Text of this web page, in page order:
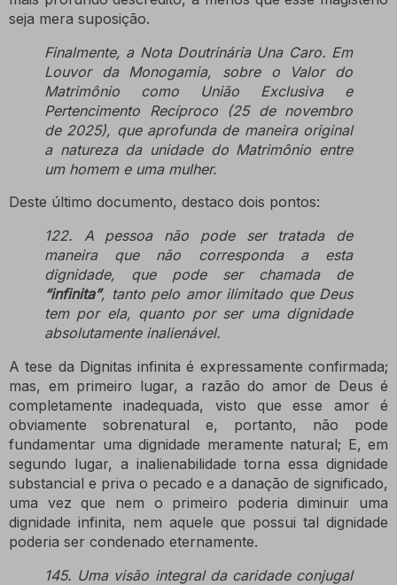
seja mera suposição.
Finalmente, a Nota Doutrinária Una Caro. Em
Louvor da Monogamia, sobre o Valor do
Matrimônio como União Exclusiva e
Pertencimento Recíproco (25 de novembro
de 2025), que aprofunda de maneira original
a natureza da unidade do Matrimônio entre
um homem e uma mulher.
Deste último documento, destaco dois pontos:
122. A pessoa não pode ser tratada de
maneira que não corresponda a esta
dignidade, que pode ser chamada de
“infinita”, tanto pelo amor ilimitado que Deus
tem por ela, quanto por ser uma dignidade
absolutamente inalienável.
A tese da Dignitas infinita é expressamente confirmada;
mas, em primeiro lugar, a razão do amor de Deus é
completamente inadequada, visto que esse amor é
obviamente sobrenatural e, portanto, não pode
fundamentar uma dignidade meramente natural; E, em
segundo lugar, a inalienabilidade torna essa dignidade
substancial e priva o pecado e a danação de significado,
uma vez que nem o primeiro poderia diminuir uma
dignidade infinita, nem aquele que possui tal dignidade
poderia ser condenado eternamente.
145. Uma visão integral da caridade conjugal